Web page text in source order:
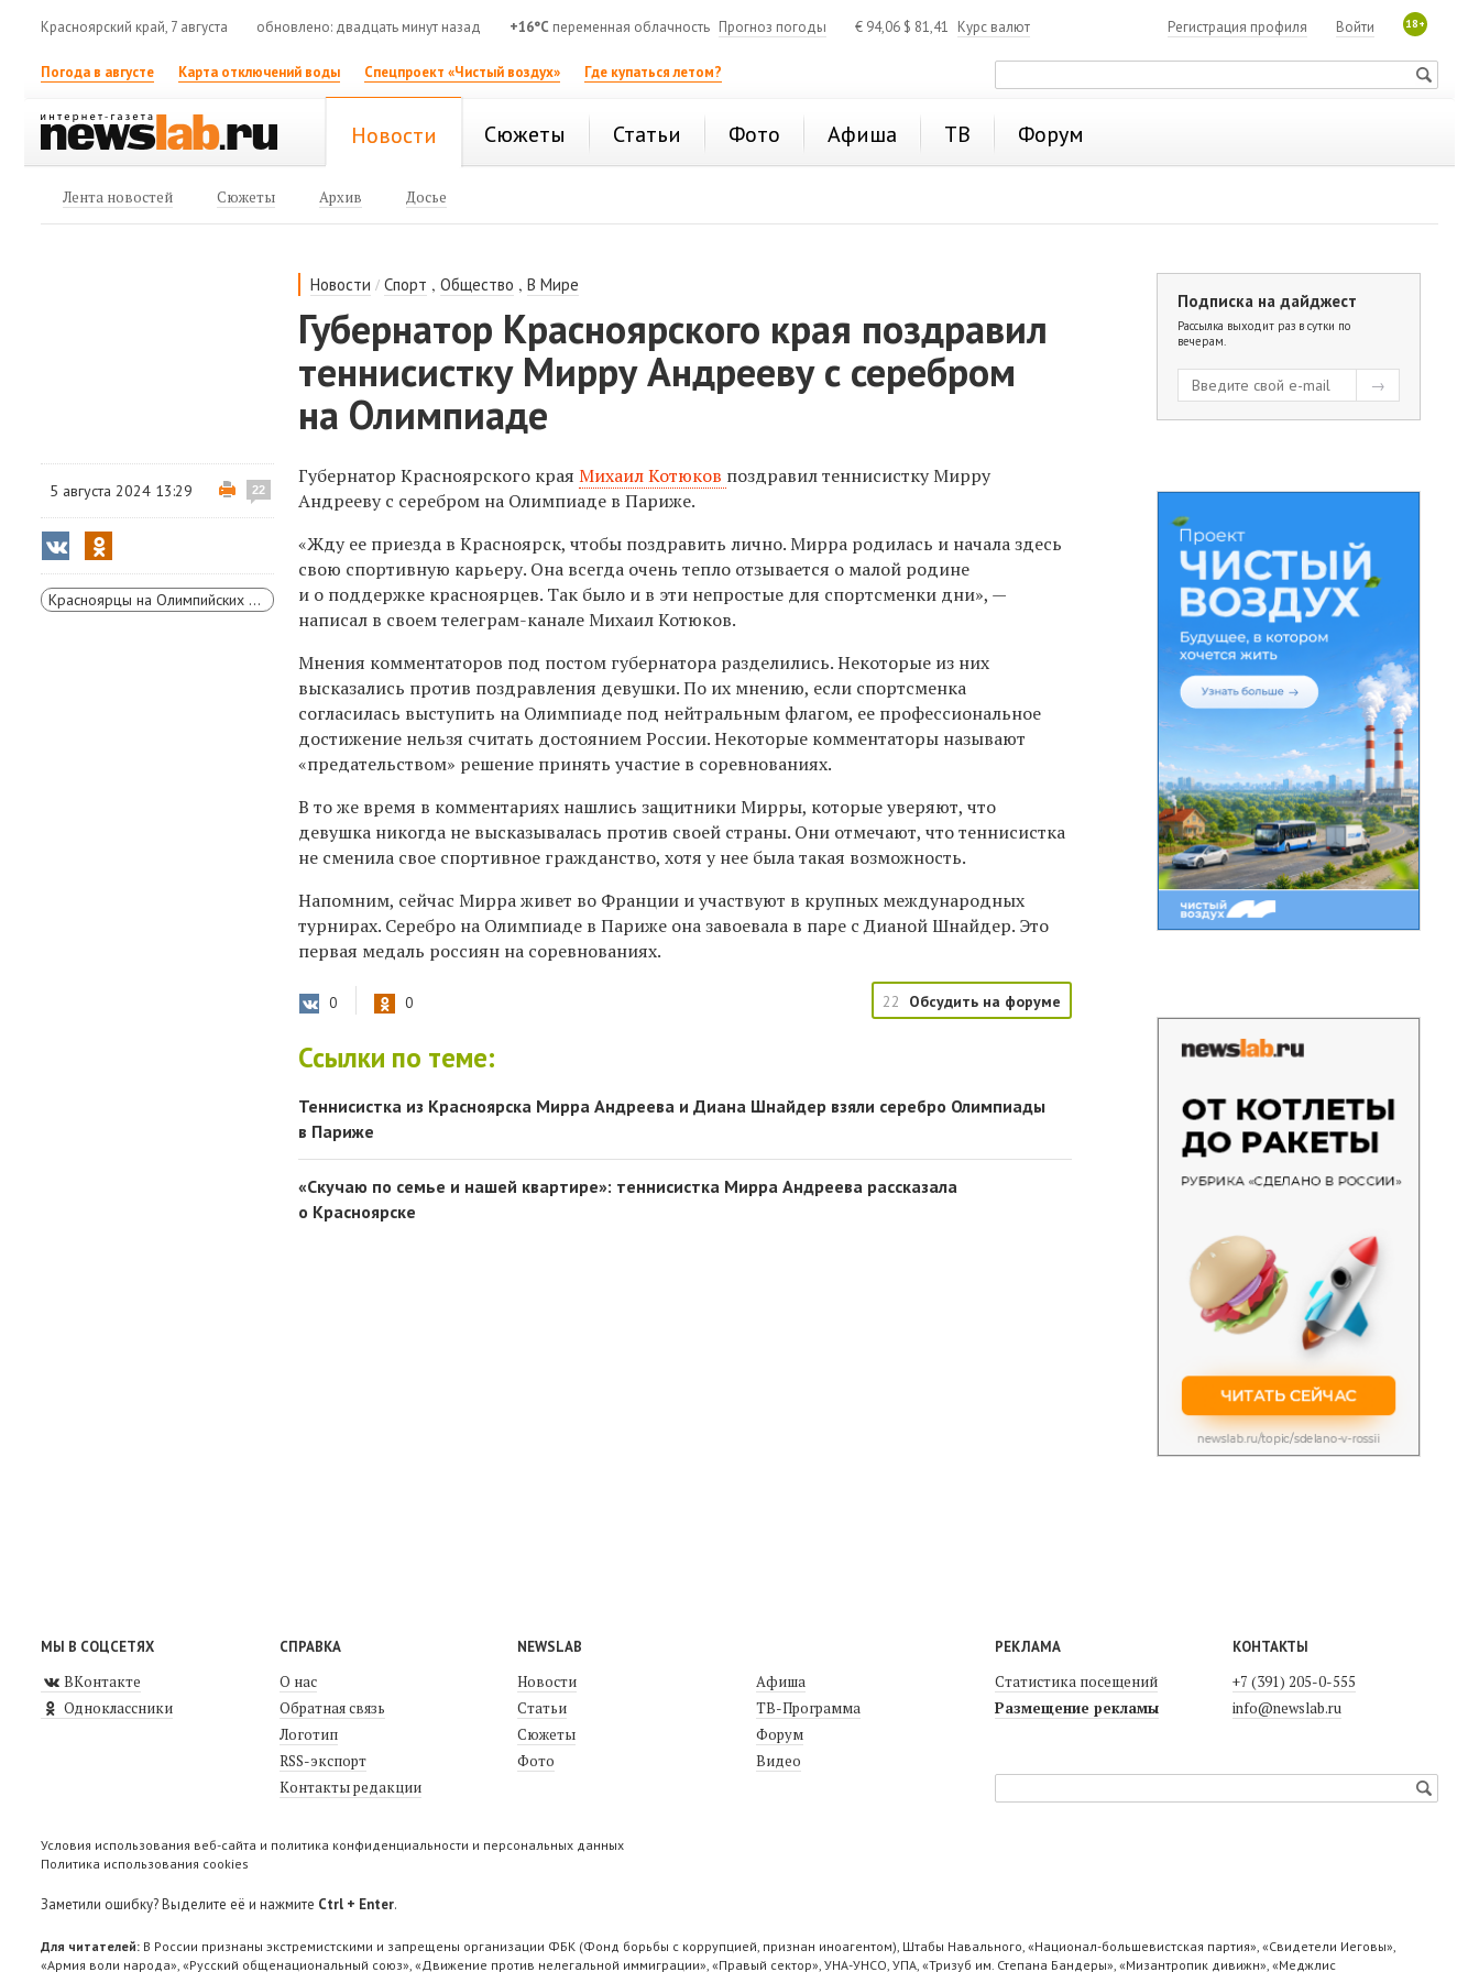
Красноярский край, 7 августа обновлено: двадцать минут назад +16°C переменная облачность Прогноз погоды € 94,06 $ 81,41 Курс валют 18+
Войти
Регистрация профиля
Погода в августе Карта отключений воды Спецпроект «Чистый воздух» Где купаться летом?
Новости Сюжеты Статьи Фото Афиша ТВ Форум
Лента новостей Сюжеты Архив Досье
Новости /Спорт ,Общество ,В Мире
Губернатор Красноярского края поздравил
теннисистку Мирру Андрееву с серебром
на Олимпиаде
5 августа 2024 13:29 22
Красноярцы на Олимпийских играх
Губернатор Красноярского краяМихаил Котюков поздравил теннисистку Мирру
Андрееву с серебром на Олимпиаде в Париже.
«Жду ее приезда в Красноярск, чтобы поздравить лично. Мирра родилась и начала здесь
свою спортивную карьеру. Она всегда очень тепло отзывается о малой родине
и о поддержке красноярцев. Так было и в эти непростые для спортсменки дни», —
написал в своем телеграм-канале Михаил Котюков.
Мнения комментаторов под постом губернатора разделились. Некоторые из них
высказались против поздравления девушки. По их мнению, если спортсменка
согласилась выступить на Олимпиаде под нейтральным флагом, ее профессиональное
достижение нельзя считать достоянием России. Некоторые комментаторы называют
«предательством» решение принять участие в соревнованиях.
В то же время в комментариях нашлись защитники Мирры, которые уверяют, что
девушка никогда не высказывалась против своей страны. Они отмечают, что теннисистка
не сменила свое спортивное гражданство, хотя у нее была такая возможность.
Напомним, сейчас Мирра живет во Франции и участвуют в крупных международных
турнирах. Серебро на Олимпиаде в Париже она завоевала в паре с Дианой Шнайдер. Это
первая медаль россиян на соревнованиях.
0 0 22 Обсудить на форуме
Ссылки по теме:
Теннисистка из Красноярска Мирра Андреева и Диана Шнайдер взяли серебро Олимпиады
в Париже
«Скучаю по семье и нашей квартире»: теннисистка Мирра Андреева рассказала
о Красноярске
Подписка на дайджест
Рассылка выходит раз в сутки по
вечерам.
МЫ В СОЦСЕТЯХ
ВКонтакте
Одноклассники
СПРАВКА
О нас
Обратная связь
Логотип
RSS-экспорт
Контакты редакции
NEWSLAB
Новости
Статьи
Сюжеты
Фото
Афиша
ТВ-Программа
Форум
Видео
РЕКЛАМА
Статистика посещений
Размещение рекламы
КОНТАКТЫ
+7 (391) 205-0-555
info@newslab.ru
Условия использования веб-сайта и политика конфиденциальности и персональных данных
Политика использования cookies
Заметили ошибку? Выделите её и нажмите Ctrl + Enter.
Для читателей: В России признаны экстремистскими и запрещены организации ФБК (Фонд борьбы с коррупцией, признан иноагентом), Штабы Навального, «Национал-большевистская партия», «Свидетели Иеговы»,
«Армия воли народа», «Русский общенациональный союз», «Движение против нелегальной иммиграции», «Правый сектор», УНА-УНСО, УПА, «Тризуб им. Степана Бандеры», «Мизантропик дивижн», «Меджлис